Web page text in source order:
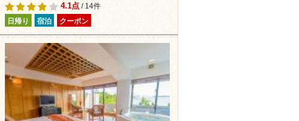
4.1点/ 14件
日帰り 宿泊 クーポン